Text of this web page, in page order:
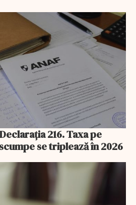
216. Taxa pe
se triplează în 2026